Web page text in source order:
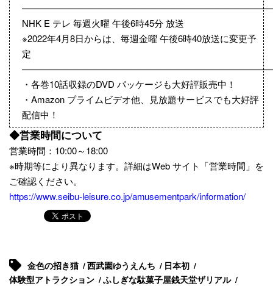
NHK E テレ 毎週火曜 午後6時45分 放送
※2022年4月8日からは、毎週金曜 午後6時40放送に変更予
定
・各巻10話収録のDVD パッケージも大好評販売中！
・Amazon プライムビデオ他、見放題サービスでも大好評
配信中！
◆営業時間について
営業時間：10:00～18:00
※時期等により異なります。詳細はWeb サイト「営業時間」を
ご確認ください。
https://www.seibu-leisure.co.jp/amusementpark/information/
金色の招き猫 西武園ゆうえんち
日本初
体験型アトラクション
ふしぎな駄菓子屋銭天堂ザリアル